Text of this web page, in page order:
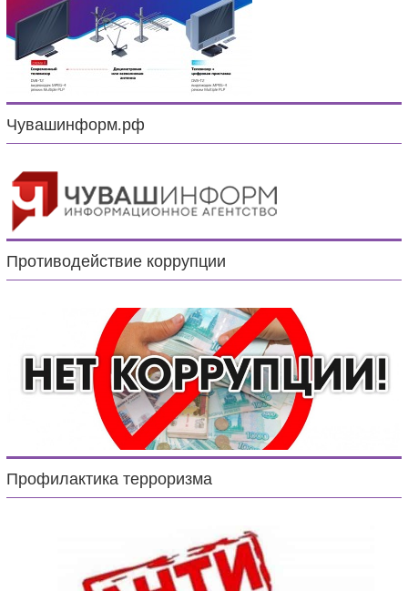
Чувашинформ.рф
Противодействие коррупции
Профилактика терроризма